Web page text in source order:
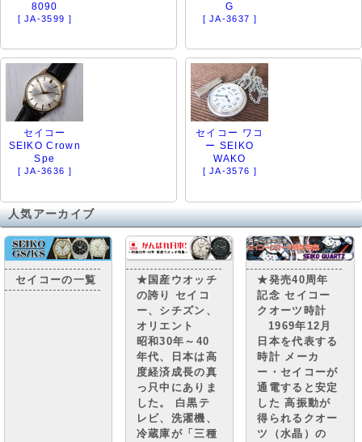
8090
[ JA-3599 ]
G
[ JA-3637 ]
セイコー
SEIKO Crown
Spe
[ JA-3636 ]
セイコー ワコ
ー SEIKO
WAKO
[ JA-3576 ]
人気アーカイブ
セイコーの一覧
★国産ウオッチ
の誇り セイコ
ー、シチズン、
オリエント
昭和30年～40
年代、日本は高
度経済成長の真
っ只中にありま
した。 白黒テ
レビ、洗濯機、
冷蔵庫が「三種
★発売40周年
記念 セイコー
クオーツ時計
1969年12月
日本を代表する
時計 メーカ
ー・セイコーが
通電すると安定
した 高振動が
得られるクオー
ツ（水晶）の